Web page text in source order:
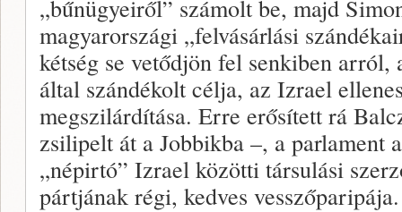
„bűnügyeiről” számolt be, majd
magyarországi „felvásárlási
kétség se vetődjön fel senkiben
által szándékolt célja, az Izrael
megszilárdítása. Erre erősített rá
zsilipelt át a Jobbikba –, a parlament
„népirtó” Izrael közötti társulási
pártjának régi, kedves vesszőparipája.